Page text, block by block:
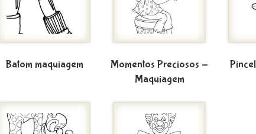
Batom maquiagem
Momentos Preciosos -
Maquiagem